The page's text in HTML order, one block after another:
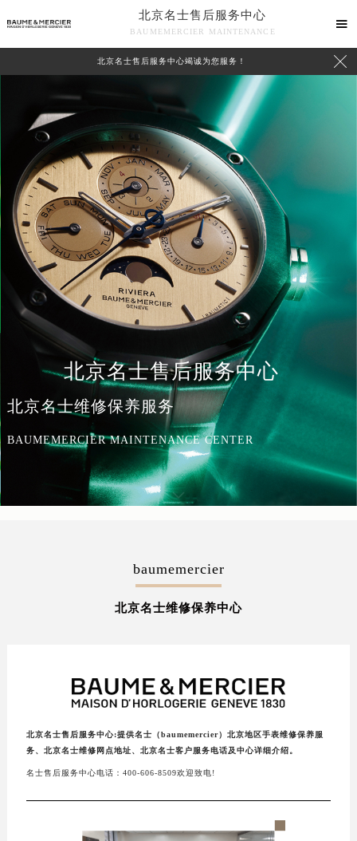
北京名士售后服务中心
BAUMEMERCIER MAINTENANCE

北京名士售后服务中心竭诚为您服务！ 
北京名士售后服务中心
北京名士维修保养服务
BAUMEMERCIER MAINTENANCE CENTER
心介绍 联系我们
baumemercier
北京名士维修保养中心
北京名士售后服务中心:提供名士（baumemercier）北京地区手表维修保养服
务、北京名士维修网点地址、北京名士客户服务电话及中心详细介绍。
名士售后服务中心电话：400-606-8509欢迎致电!